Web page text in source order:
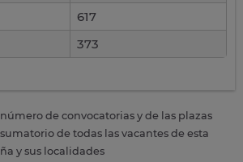
617
373
de convocatorias y de las plazas
de todas las vacantes de esta
y sus localidades